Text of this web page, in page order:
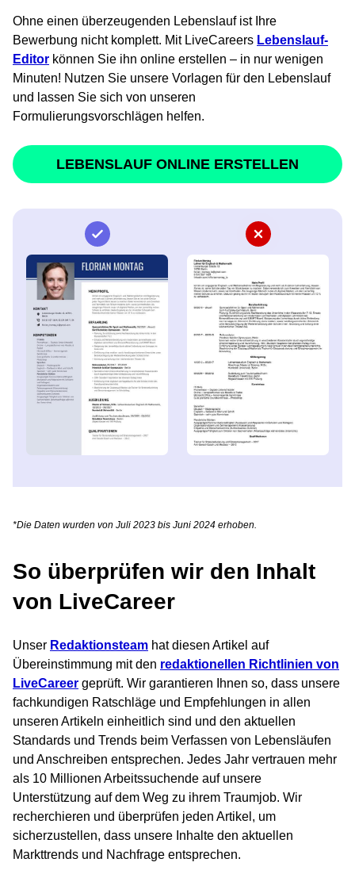
Ohne einen überzeugenden Lebenslauf ist Ihre
Bewerbung nicht komplett. Mit LiveCareers Lebenslauf-
Editor können Sie ihn online erstellen – in nur wenigen
Minuten! Nutzen Sie unsere Vorlagen für den Lebenslauf
und lassen Sie sich von unseren
Formulierungsvorschlägen helfen.
LEBENSLAUF ONLINE ERSTELLEN
*Die Daten wurden von Juli 2023 bis Juni 2024 erhoben.
So überprüfen wir den Inhalt
von LiveCareer
Unser Redaktionsteam hat diesen Artikel auf
Übereinstimmung mit den redaktionellen Richtlinien von
LiveCareer geprüft. Wir garantieren Ihnen so, dass unsere
fachkundigen Ratschläge und Empfehlungen in allen
unseren Artikeln einheitlich sind und den aktuellen
Standards und Trends beim Verfassen von Lebensläufen
und Anschreiben entsprechen. Jedes Jahr vertrauen mehr
als 10 Millionen Arbeitssuchende auf unsere
Unterstützung auf dem Weg zu ihrem Traumjob. Wir
recherchieren und überprüfen jeden Artikel, um
sicherzustellen, dass unsere Inhalte den aktuellen
Markttrends und Nachfrage entsprechen.